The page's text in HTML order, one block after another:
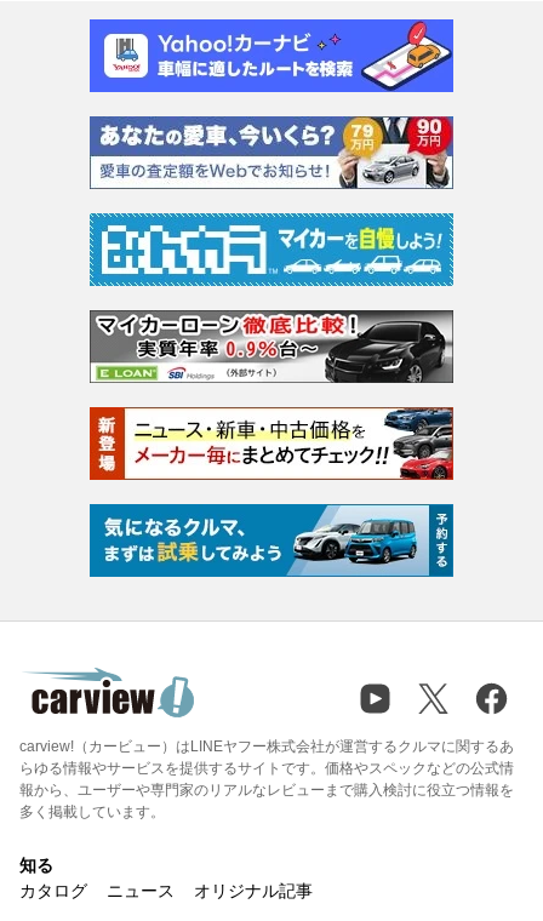
carview!（カービュー）はLINEヤフー株式会社が運営するクルマに関するあ
らゆる情報やサービスを提供するサイトです。価格やスペックなどの公式情
報から、ユーザーや専門家のリアルなレビューまで購入検討に役立つ情報を
多く掲載しています。
知る
カタログ
ニュース オリジナル記事